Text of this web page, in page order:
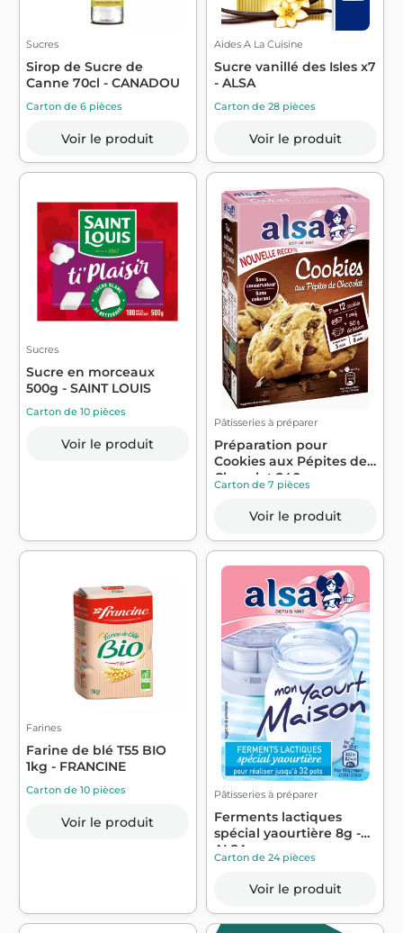
Sucres
Sirop de Sucre de
Canne 70cl - CANADOU
Carton de 6 pièces
Voir le produit
Aides A La Cuisine
Sucre vanillé des Isles x7
- ALSA
Carton de 28 pièces
Voir le produit
Sucres
Sucre en morceaux
500g - SAINT LOUIS
Carton de 10 pièces
Voir le produit
Pâtisseries à préparer
Préparation pour
Cookies aux Pépites de
Chocolat 240g...
Carton de 7 pièces
Voir le produit
Farines
Farine de blé T55 BIO
1kg - FRANCINE
Carton de 10 pièces
Voir le produit
Pâtisseries à préparer
Ferments lactiques
spécial yaourtière 8g -
ALSA
Carton de 24 pièces
Voir le produit